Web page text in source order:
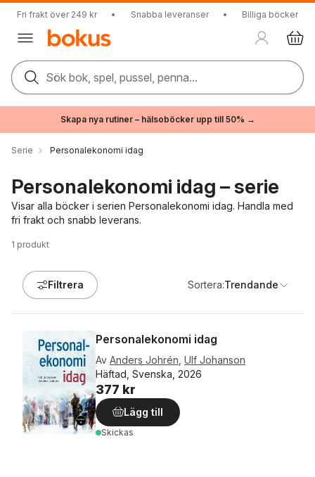
Fri frakt över 249 kr • Snabba leveranser • Billiga böcker
Sök bok, spel, pussel, penna...
Skapa nya rutiner – hälsoböcker upp till 50% →
Serie Personalekonomi idag
Personalekonomi idag – serie
Visar alla böcker i serien Personalekonomi idag. Handla med
fri frakt och snabb leverans.
1 produkt
Filtrera Sortera:Trendande
Personalekonomi idag
Av Anders Johrén Ulf Johanson
Häftad, Svenska, 2026
377 kr
Lägg till
Skickas